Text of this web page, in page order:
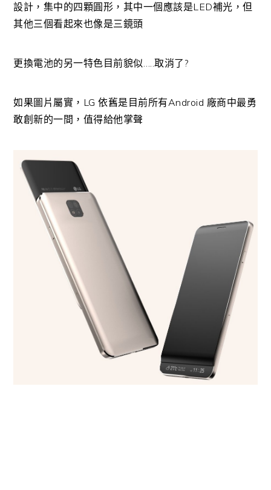
設計，集中的四顆圓形，其中一個應該是LED補光，但
其他三個看起來也像是三鏡頭
更換電池的另一特色目前貌似…..取消了?
如果圖片屬實，LG 依舊是目前所有Android 廠商中最勇
敢創新的一間，值得給他掌聲